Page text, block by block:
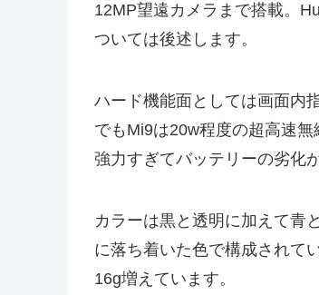
12MP望遠カメラまで搭載。
ついては後述します。
ハード機能面としては画面内
でもMi9は20w程度の超高速無
強力すぎてバッテリーの劣化
カラーは黒と透明に加えて青
に落ち着いた色で構成されて
16g増えています。